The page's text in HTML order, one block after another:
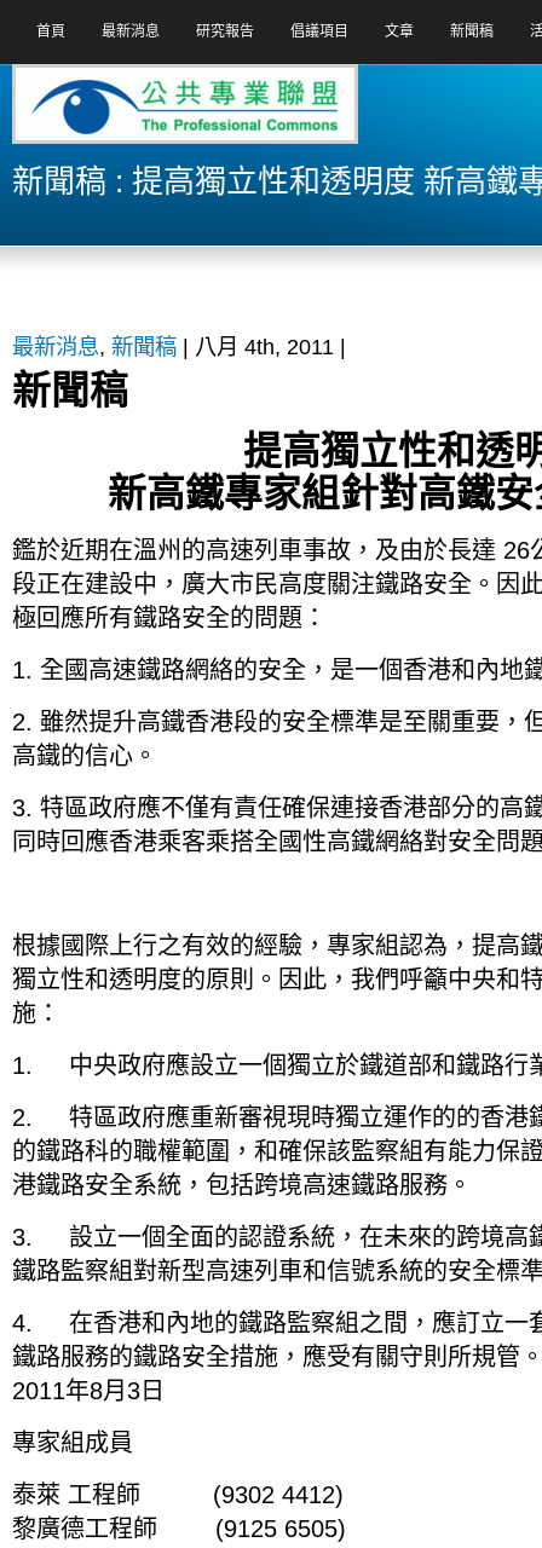
首頁 最新消息 研究報告 倡議項目 文章 新聞稿
新聞稿 : 提高獨立性和透明度 新高鐵
最新消息, 新聞稿 | 八月 4th, 2011 |
新聞稿
提高獨立性和透
新高鐵專家組針對高鐵
鑑於近期在溫州的高速列車事故，及由於長達 26
段正在建設中，廣大市民高度關注鐵路安全。因
極回應所有鐵路安全的問題：
1. 全國高速鐵路網絡的安全，是一個香港和內地
2. 雖然提升高鐵香港段的安全標準是至關重要，
高鐵的信心。
3. 特區政府應不僅有責任確保連接香港部分的高
同時回應香港乘客乘搭全國性高鐵網絡對安全問
根據國際上行之有效的經驗，專家組認為，提高
獨立性和透明度的原則。因此，我們呼籲中央和
施：
1. 中央政府應設立一個獨立於鐵道部和鐵路行
2. 特區政府應重新審視現時獨立運作的的香港
的鐵路科的職權範圍，和確保該監察組有能力保
港鐵路安全系統，包括跨境高速鐵路服務。
3. 設立一個全面的認證系統，在未來的跨境高
鐵路監察組對新型高速列車和信號系統的安全標
4. 在香港和內地的鐵路監察組之間，應訂立一
鐵路服務的鐵路安全措施，應受有關守則所規管
2011年8月3日
專家組成員
泰萊 工程師 (9302 4412)
黎廣德工程師 (9125 6505)